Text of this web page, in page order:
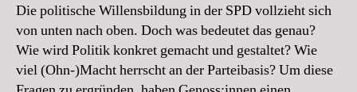
Die politische Willensbildung in der SPD vollzieht sich
von unten nach oben. Doch was bedeutet das genau?
Wie wird Politik konkret gemacht und gestaltet? Wie
viel (Ohn-)Macht herrscht an der Parteibasis? Um diese